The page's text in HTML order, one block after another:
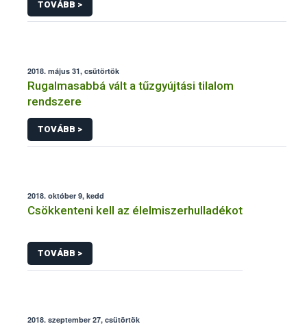
TOVÁBB >
2018. május 31, csütörtök
Rugalmasabbá vált a tűzgyújtási tilalom
rendszere
TOVÁBB >
2018. október 9, kedd
Csökkenteni kell az élelmiszerhulladékot
TOVÁBB >
2018. szeptember 27, csütörtök